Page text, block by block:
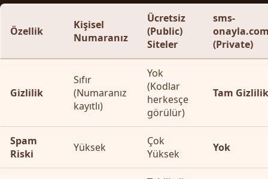
Özellik
Kişisel
Numaranız
Ücretsiz
(Public)
Siteler
sms-
(Private)
Gizlilik
Sıfır
(Numaranız
kayıtlı)
Yok
(Kodlar
herkesçe
görülür)
Tam Gizlilik
Spam
Riski
Yüksek
Çok
Yüksek
Yok